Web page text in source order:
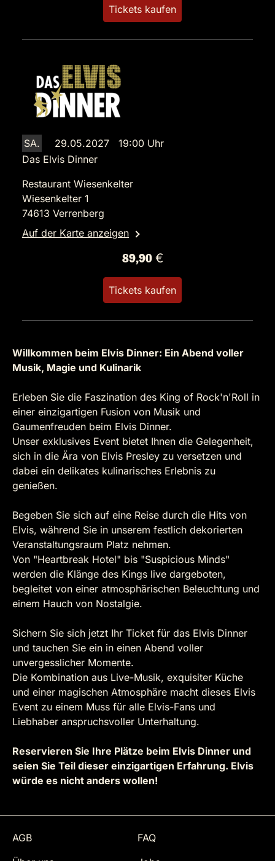
Tickets kaufen
SA.
29.05.2027 19:00 Uhr
Das Elvis Dinner
Restaurant Wiesenkelter
Wiesenkelter 1
74613 Verrenberg
Auf der Karte anzeigen
89,90 €
Tickets kaufen
Willkommen beim Elvis Dinner: Ein Abend voller
Musik, Magie und Kulinarik
Erleben Sie die Faszination des King of Rock'n'Roll in
einer einzigartigen Fusion von Musik und
Gaumenfreuden beim Elvis Dinner.
Unser exklusives Event bietet Ihnen die Gelegenheit,
sich in die Ära von Elvis Presley zu versetzen und
dabei ein delikates kulinarisches Erlebnis zu
genießen.
Begeben Sie sich auf eine Reise durch die Hits von
Elvis, während Sie in unserem festlich dekorierten
Veranstaltungsraum Platz nehmen.
Von "Heartbreak Hotel" bis "Suspicious Minds"
werden die Klänge des Kings live dargeboten,
begleitet von einer atmosphärischen Beleuchtung und
einem Hauch von Nostalgie.
Sichern Sie sich jetzt Ihr Ticket für das Elvis Dinner
und tauchen Sie ein in einen Abend voller
unvergesslicher Momente.
Die Kombination aus Live-Musik, exquisiter Küche
und einer magischen Atmosphäre macht dieses Elvis
Event zu einem Muss für alle Elvis-Fans und
Liebhaber anspruchsvoller Unterhaltung.
Reservieren Sie Ihre Plätze beim Elvis Dinner und
seien Sie Teil dieser einzigartigen Erfahrung. Elvis
würde es nicht anders wollen!
AGB
FAQ